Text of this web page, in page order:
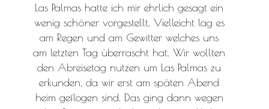
Las Palmas hatte ich mir ehrlich gesagt ein
wenig schöner vorgestellt. Vielleicht lag es
am Regen und am Gewitter welches uns
am letzten Tag überrascht hat. Wir wollten
den Abreisetag nutzen um Las Palmas zu
erkunden, da wir erst am späten Abend
heim geflogen sind. Das ging dann wegen